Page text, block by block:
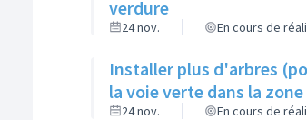
verdure
24 nov. En cours de
Installer plus d'arbres
la voie verte dans la
24 nov. En cours de